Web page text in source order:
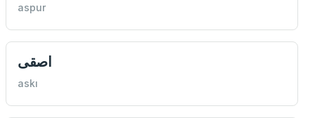
aspur
اصقی
askı